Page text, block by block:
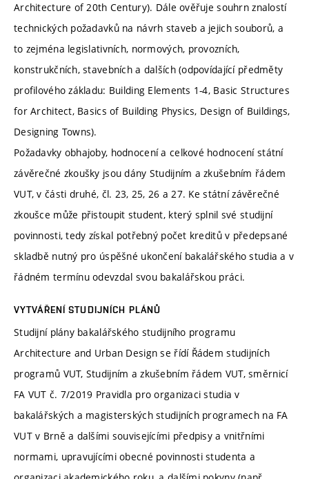
Architecture of 20th Century). Dále ověřuje souhrn znalostí
technických požadavků na návrh staveb a jejich souborů, a
to zejména legislativních, normových, provozních,
konstrukčních, stavebních a dalších (odpovídající předměty
profilového základu: Building Elements 1-4, Basic Structures
for Architect, Basics of Building Physics, Design of Buildings,
Designing Towns).
Požadavky obhajoby, hodnocení a celkové hodnocení státní
závěrečné zkoušky jsou dány Studijním a zkušebním řádem
VUT, v části druhé, čl. 23, 25, 26 a 27. Ke státní závěrečné
zkoušce může přistoupit student, který splnil své studijní
povinnosti, tedy získal potřebný počet kreditů v předepsané
skladbě nutný pro úspěšné ukončení bakalářského studia a v
řádném termínu odevzdal svou bakalářskou práci.
VYTVÁŘENÍ STUDIJNÍCH PLÁNŮ
Studijní plány bakalářského studijního programu
Architecture and Urban Design se řídí Řádem studijních
programů VUT, Studijním a zkušebním řádem VUT, směrnicí
FA VUT č. 7/2019 Pravidla pro organizaci studia v
bakalářských a magisterských studijních programech na FA
VUT v Brně a dalšími souvisejícími předpisy a vnitřními
normami, upravujícími obecné povinnosti studenta a